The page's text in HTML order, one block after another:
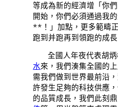
等成為新的經濟增「你
開始，你們必須通過我
**！」加點，更多範疇
跑到并跑再到領跑的成長
全國人年夜代表胡炳
水來，我們湊集全國的
需我們做到世界最前沿
許發生足夠的科技供應
的品質成長，我們此刻